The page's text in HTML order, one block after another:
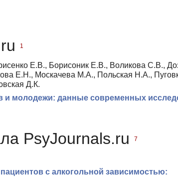
1
Е.В., Борисоник Е.В., Воликова С.В.,
Е.Н., Москачева М.А., Польская Н.А.,
Д.К.
и молодежи: данные современных
PsyJournals.ru 7
с алкогольной зависимостью: